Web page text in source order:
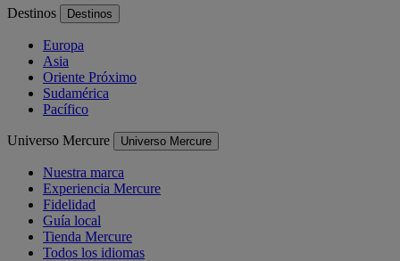
Destinos Destinos
Europa
Asia
Oriente Próximo
Sudamérica
Pacífico
Universo Mercure Universo Mercure
Nuestra marca
Experiencia Mercure
Fidelidad
Guía local
Tienda Mercure
Todos los idiomas